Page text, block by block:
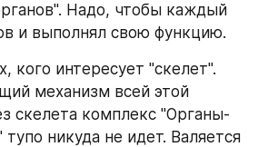
Надо, чтобы каждый
и выполнял свою функцию.
кого интересует "скелет".
механизм всей этой
скелета комплекс "Органы-
никуда не идет. Валяется